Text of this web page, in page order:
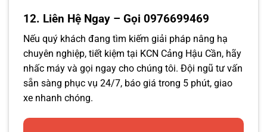
12. Liên Hệ Ngay – Gọi 0976699469
Nếu quý khách đang tìm kiếm giải pháp nâng hạ
chuyên nghiệp, tiết kiệm tại KCN Cảng Hậu Cần, hãy
nhấc máy và gọi ngay cho chúng tôi. Đội ngũ tư vấn
sẵn sàng phục vụ 24/7, báo giá trong 5 phút, giao
xe nhanh chóng.